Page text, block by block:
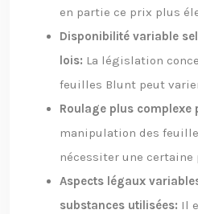
en partie ce prix plus
Disponibilité variable
lois: La législation
feuilles Blunt peut
Roulage plus complexe
manipulation des
nécessiter une certaine
Aspects légaux
substances utilisées: Il